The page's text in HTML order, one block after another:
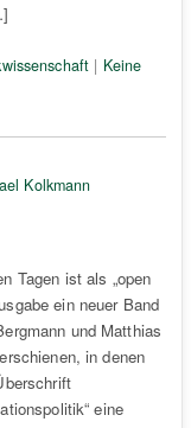
| Keine
Kolkmann
Tagen ist als „open
ein neuer Band
und Matthias
in denen
eine